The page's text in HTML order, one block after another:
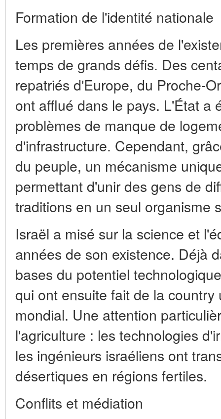
Formation de l'identité nationale
Les premières années de
temps de grands défis. Des
repatriés d'Europe, du Proche-
ont afflué dans le pays. L'État a
problèmes de manque de
d'infrastructure. Cependant,
du peuple, un mécanisme
permettant d'unir des gens de
traditions en un seul organisme
Israël a misé sur la science et
années de son existence. Déjà
bases du potentiel
qui ont ensuite fait de la country
mondial. Une attention
l'agriculture : les technologies
les ingénieurs israéliens ont
désertiques en régions fertiles.
Conflits et médiation